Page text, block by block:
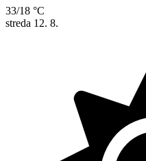
33/18 °C
streda 12. 8.